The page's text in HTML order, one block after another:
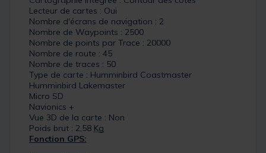
Lecteur de cartes : Oui
Nombre d'écrans de navigation : 2
Nombre de Waypoints : 2500
Nombre de points par Trace : 20000
Nombre de route : 45
Nombre de traces : 50
Type de carte : Humminbird Coastmaster
Humminbird Lakemaster
Micro SD
Navionics +
Vue 3D de la carte : Non
Poids brut : 2,58 Kg
Fonction GPS: